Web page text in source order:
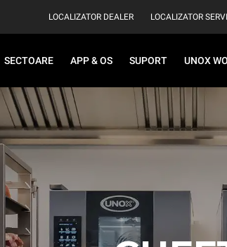
LOCALIZATOR DEALER LOCALIZATOR
SECTOARE APP & OS SUPORT UNOX